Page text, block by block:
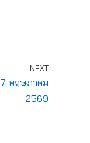
NEXT
พฤษภาคม
2569